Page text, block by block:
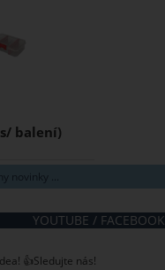
novinky ...
YOUTUBE / FACEBOOK
👍Sledujte nás!